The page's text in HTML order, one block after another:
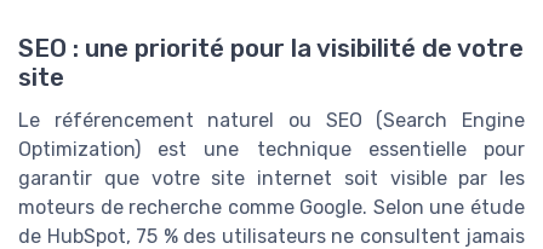
SEO : une priorité pour la visibilité de votre
site
Le référencement naturel ou SEO (Search Engine
Optimization) est une technique essentielle pour
garantir que votre site internet soit visible par les
moteurs de recherche comme Google. Selon une étude
de HubSpot, 75 % des utilisateurs ne consultent jamais